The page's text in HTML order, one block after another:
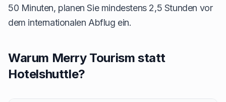
50 Minuten, planen Sie mindestens 2,5 Stunden vor
dem internationalen Abflug ein.
Warum Merry Tourism statt
Hotelshuttle?